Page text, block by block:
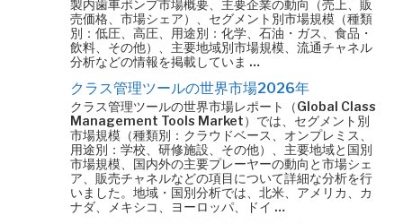
製内歯車ポンプ市場概要、主要企業の動向（売上、販
売価格、市場シェア）、セグメント別市場規模（種類
別：低圧、高圧、用途別：化学、石油・ガス、食品・
飲料、その他）、主要地域別市場規模、流通チャネル
分析などの情報を掲載していま …
クラス管理ツールの世界市場2026年
クラス管理ツールの世界市場レポート（Global Class
Management Tools Market）では、セグメント別
市場規模（種類別：クラウドベース、オンプレミス、
用途別：学校、研修施設、その他）、主要地域と国別
市場規模、国内外の主要プレーヤーの動向と市場シェ
ア、販売チャネルなどの項目について詳細な分析を行
いました。地域・国別分析では、北米、アメリカ、カ
ナダ、メキシコ、ヨーロッパ、ドイ …